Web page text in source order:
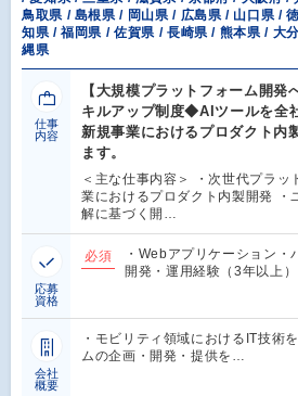
鳥取県 / 島根県 / 岡山県 / 広島県 / 山口県 /
知県 / 福岡県 / 佐賀県 / 長崎県 / 熊本県 / 大
縄県
仕事
内容
【大規模プラットフォーム開発
キルアップ制度◆AIツールを全
新規事業におけるプロダクト内
ます。
＜主な仕事内容＞ ・次世代プラッ
業におけるプロダクト内製開発 ・
解に基づく開…
応募
資格
必須
・Webアプリケーション
開発・運用経験（3年以上
会社
概要
・モビリティ領域におけるIT技術
ムの企画・開発・提供を…